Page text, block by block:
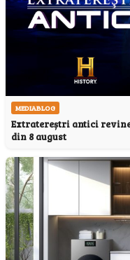
MEDIABLOG
Extratereștri antici revine
din 8 august